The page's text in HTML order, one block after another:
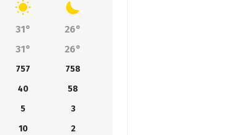
31°
26°
31° 26°
757
758
40
58
5
3
10 2